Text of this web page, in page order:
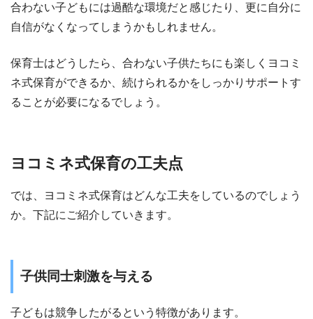
合わない子どもには過酷な環境だと感じたり、更に自分に
自信がなくなってしまうかもしれません。
保育士はどうしたら、合わない子供たちにも楽しくヨコミ
ネ式保育ができるか、続けられるかをしっかりサポートす
ることが必要になるでしょう。
ヨコミネ式保育の工夫点
では、ヨコミネ式保育はどんな工夫をしているのでしょう
か。下記にご紹介していきます。
子供同士刺激を与える
子どもは競争したがるという特徴があります。